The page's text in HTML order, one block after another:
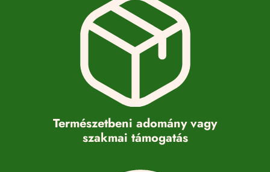
Természetbeni adomány vagy
szakmai támogatás